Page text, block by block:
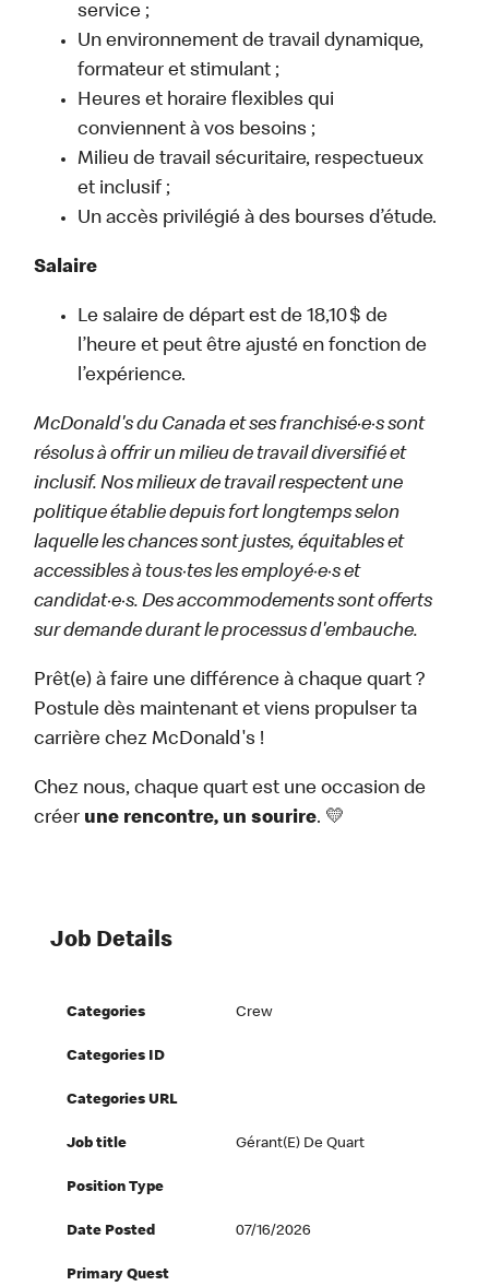
service ;
Un environnement de travail dynamique,
formateur et stimulant ;
Heures et horaire flexibles qui
conviennent à vos besoins ;
Milieu de travail sécuritaire, respectueux
et inclusif ;
Un accès privilégié à des bourses d’étude.
Salaire
Le salaire de départ est de 18,10 $ de
l’heure et peut être ajusté en fonction de
l’expérience.
McDonald's du Canada et ses franchisé·e·s sont
résolus à offrir un milieu de travail diversifié et
inclusif. Nos milieux de travail respectent une
politique établie depuis fort longtemps selon
laquelle les chances sont justes, équitables et
accessibles à tous·tes les employé·e·s et
candidat·e·s. Des accommodements sont offerts
sur demande durant le processus d'embauche.
Prêt(e) à faire une différence à chaque quart ?
Postule dès maintenant et viens propulser ta
carrière chez McDonald's !
Chez nous, chaque quart est une occasion de
créer une rencontre, un sourire. 💛
Job Details
Categories Crew
Categories ID
Categories URL
Job title Gérant(e) De Quart
Position Type
Date Posted 07/16/2026
Primary Quest